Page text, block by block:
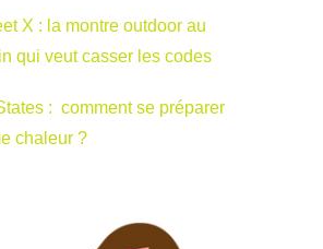
X : la montre outdoor au
qui veut casser les codes
: comment se préparer
chaleur ?